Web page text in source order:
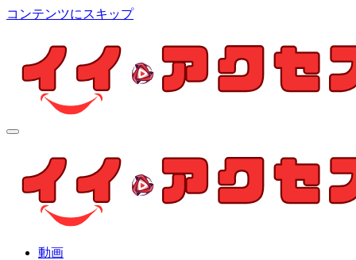
コンテンツにスキップ
個人制作アニメを中心とした動画紹介ブログ
動画